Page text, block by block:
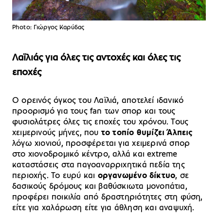
Photo: Γιώργος Καρύδας
Λαϊλιάς για όλες τις αντοχές και όλες τις
εποχές
Ο ορεινός όγκος του Λαϊλιά, αποτελεί ιδανικό
προορισμό για τους fan των σπορ και τους
φυσιολάτρες όλες τις εποχές του χρόνου. Τους
χειμερινούς μήνες, που το τοπίο θυμίζει Άλπεις
λόγω χιονιού, προσφέρεται για χειμερινά σπορ
στο χιονοδρομικό κέντρο, αλλά και extreme
καταστάσεις στα παγοαναρριχητικά πεδία της
περιοχής. Το ευρύ και οργανωμένο δίκτυο, σε
δασικούς δρόμους και βαθύσκιωτα μονοπάτια,
προφέρει ποικιλία από δραστηριότητες στη φύση,
είτε για χαλάρωση είτε για άθληση και αναψυχή.